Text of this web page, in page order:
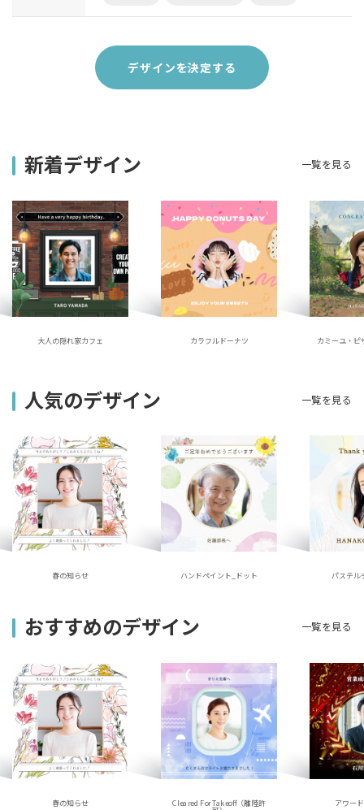
デザインを決定する
新着デザイン 一覧を見る
大人の隠れ家カフェ カラフルドーナツ カミーユ・ピ
人気のデザイン 一覧を見る
春の知らせ ハンドペイント_ドット パステル
おすすめのデザイン 一覧を見る
春の知らせ Cleared For Takeoff（離陸許 アワー